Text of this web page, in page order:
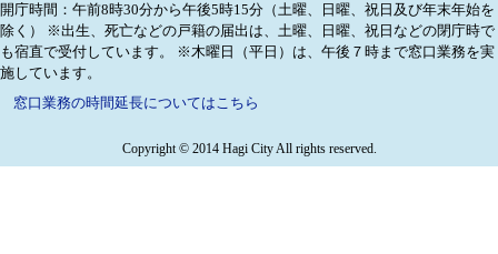
開庁時間：午前8時30分から午後5時15分（土曜、日曜、祝日及び年末年始を
除く）
※出生、死亡などの戸籍の届出は、土曜、日曜、祝日などの閉庁時で
も宿直で受付しています。
※木曜日（平日）は、午後７時まで窓口業務を実
施しています。
窓口業務の時間延長についてはこちら
Copyright © 2014 Hagi City All rights reserved.